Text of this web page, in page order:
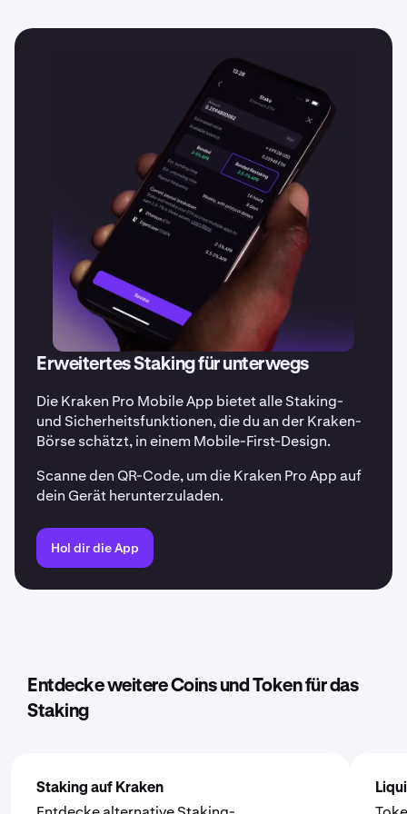
folge uns in den sozialen Medien, um keine Updates zu
Erweitertes Staking für unterwegs
Die Kraken Pro Mobile App bietet alle Staking-
und Sicherheitsfunktionen, die du an der Kraken-
Börse schätzt, in einem Mobile-First-Design.
Scanne den QR-Code, um die Kraken Pro App auf
dein Gerät herunterzuladen.
Hol dir die App
Entdecke weitere Coins und Token für das
Staking
Staking auf Kraken